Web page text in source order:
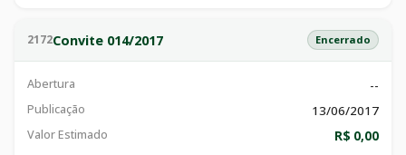
o atendimento das necessidades do serviço de atendimento
móvel de urgência (samu), unidade de pronto atendimento
mulher), programa de atendimento domiciliar (pad), de acordo
com as condições e especificações estabelecidas no edital e
seus anexos.
2172Convite 014/2017 Encerrado
Abertura --
Publicação 13/06/2017
Valor Estimado
R$ 0,00